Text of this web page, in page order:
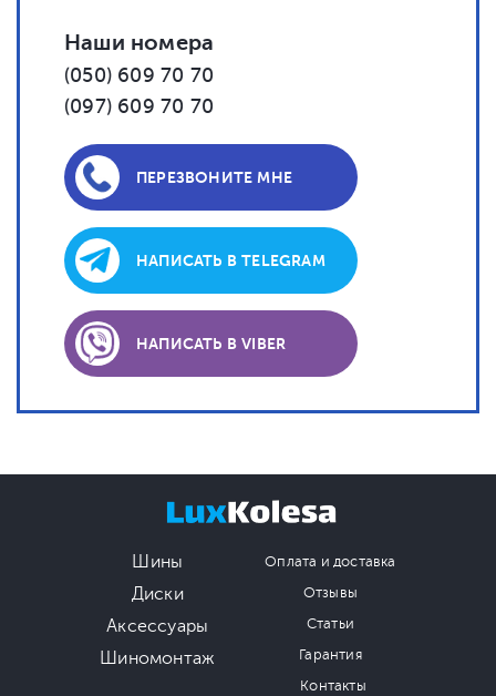
Наши номера
(050) 609 70 70
(097) 609 70 70
ПЕРЕЗВОНИТЕ МНЕ
НАПИСАТЬ В TELEGRAM
НАПИСАТЬ В VIBER
Шины
Диски
Аксессуары
Шиномонтаж
Оплата и доставка
Отзывы
Статьи
Гарантия
Контакты